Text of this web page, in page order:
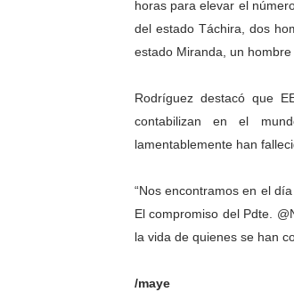
horas para elevar el
del estado Táchira, dos
estado Miranda, un
Rodríguez destacó que
contabilizan en el
lamentablemente han
“Nos encontramos en el
El compromiso del Pdte.
la vida de quienes se han
/maye